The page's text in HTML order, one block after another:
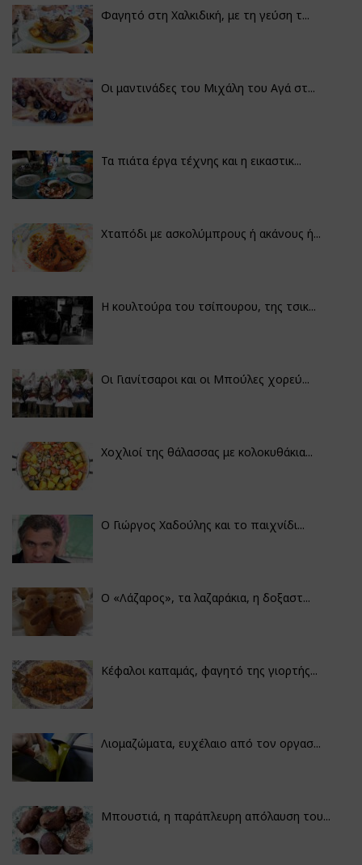
Φαγητό στη Χαλκιδική, με τη γεύση τ...
Οι μαντινάδες του Μιχάλη του Αγά στ...
Τα πιάτα έργα τέχνης και η εικαστικ...
Χταπόδι με ασκολύμπρους ή ακάνους ή...
Η κουλτούρα του τσίπουρου, της τσικ...
Οι Γιανίτσαροι και οι Μπούλες χορεύ...
Χοχλιοί της θάλασσας με κολοκυθάκια...
Ο Γιώργος Χαδούλης και το παιχνίδι...
Ο «Λάζαρος», τα λαζαράκια, η δοξαστ...
Κέφαλοι καπαμάς, φαγητό της γιορτής...
Λιομαζώματα, ευχέλαιο από τον οργασ...
Μπουστιά, η παράπλευρη απόλαυση του...